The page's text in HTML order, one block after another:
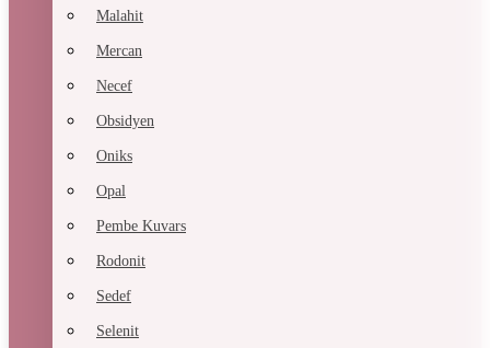
Malahit
Mercan
Necef
Obsidyen
Oniks
Opal
Pembe Kuvars
Rodonit
Sedef
Selenit